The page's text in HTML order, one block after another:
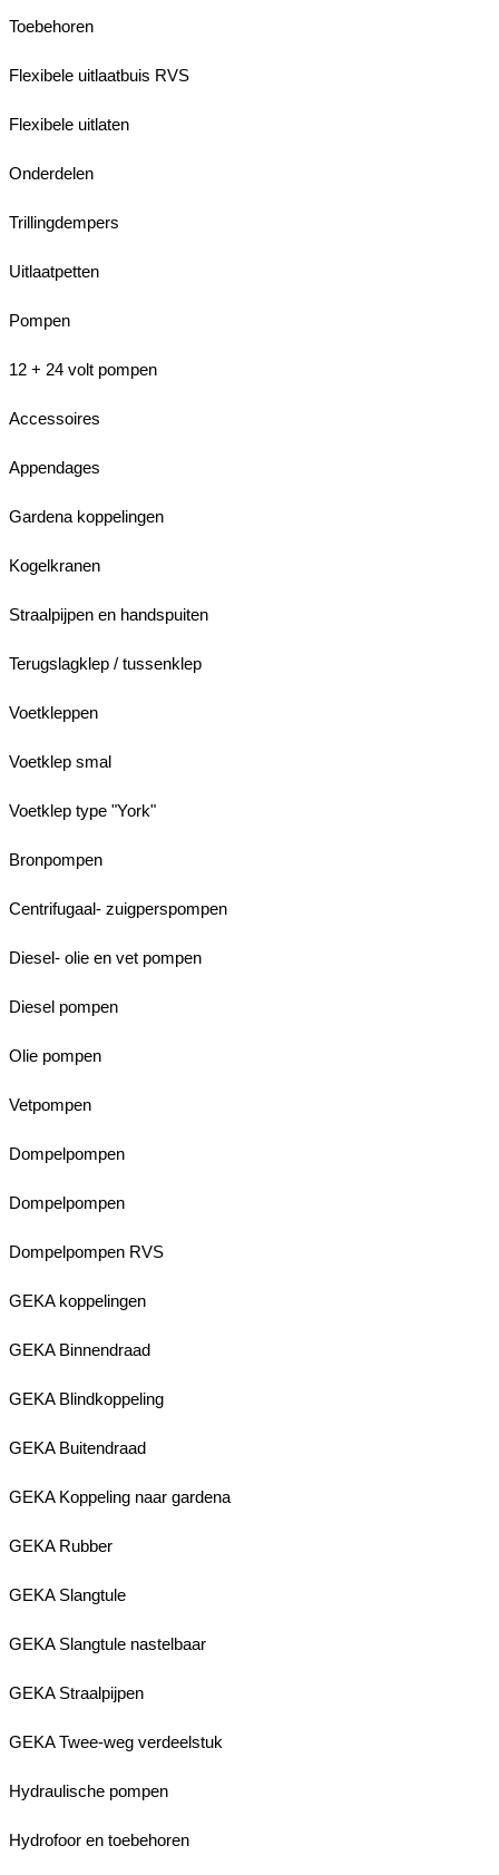
Toebehoren
Flexibele uitlaatbuis RVS
Flexibele uitlaten
Onderdelen
Trillingdempers
Uitlaatpetten
Pompen
12 + 24 volt pompen
Accessoires
Appendages
Gardena koppelingen
Kogelkranen
Straalpijpen en handspuiten
Terugslagklep / tussenklep
Voetkleppen
Voetklep smal
Voetklep type "York"
Bronpompen
Centrifugaal- zuigperspompen
Diesel- olie en vet pompen
Diesel pompen
Olie pompen
Vetpompen
Dompelpompen
Dompelpompen
Dompelpompen RVS
GEKA koppelingen
GEKA Binnendraad
GEKA Blindkoppeling
GEKA Buitendraad
GEKA Koppeling naar gardena
GEKA Rubber
GEKA Slangtule
GEKA Slangtule nastelbaar
GEKA Straalpijpen
GEKA Twee-weg verdeelstuk
Hydraulische pompen
Hydrofoor en toebehoren